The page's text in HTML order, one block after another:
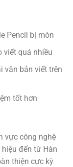
Pencil bị mòn
viết quá nhiều
văn bản viết trên
tốt hơn
vực công nghệ
đến từ Hàn
thiện cực kỳ